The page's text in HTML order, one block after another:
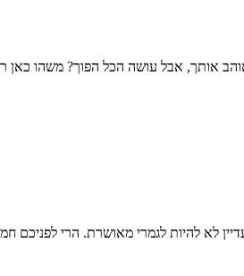
אותך, אבל עושה הכל הפוך? משהו כאן
לא להיות לגמרי מאושרת. הרי לפניכם